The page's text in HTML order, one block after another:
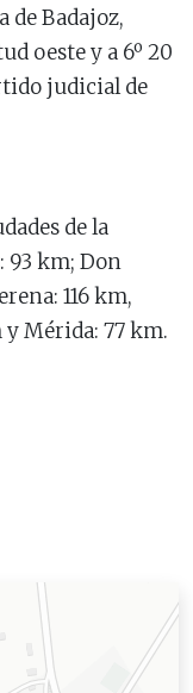
de Badajoz,
oeste y a 6º 20
judicial de
de la
93 km; Don
116 km,
Mérida: 77 km.